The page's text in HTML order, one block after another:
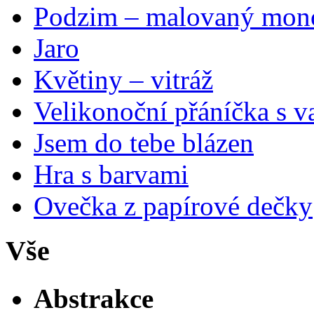
Podzim – malovaný
Jaro
Květiny – vitráž
Velikonoční přáníčka s
Jsem do tebe blázen
Hra s barvami
Ovečka z papírové dečky
Vše
Abstrakce